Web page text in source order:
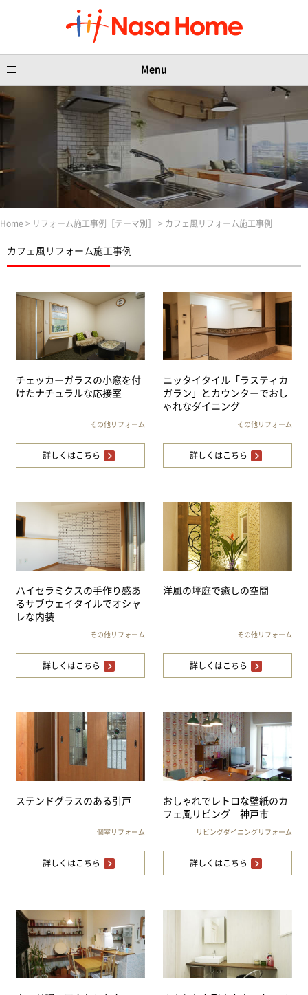
Menu
Home > リフォーム施工事例［テーマ別］ > カフェ風リフォーム施工事例
カフェ風リフォーム施工事例
チェッカーガラスの小窓を付
けたナチュラルな応接室
その他リフォーム
詳しくはこちら
ニッタイタイル「ラスティカ
ガラン」とカウンターでおし
ゃれなダイニング
その他リフォーム
詳しくはこちら
ハイセラミクスの手作り感あ
るサブウェイタイルでオシャ
レな内装
その他リフォーム
詳しくはこちら
洋風の坪庭で癒しの空間
その他リフォーム
詳しくはこちら
ステンドグラスのある引戸
個室リフォーム
詳しくはこちら
おしゃれでレトロな壁紙のカ
フェ風リビング 神戸市
リビングダイニングリフォーム
詳しくはこちら